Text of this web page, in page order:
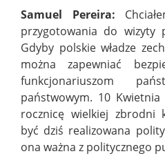
Samuel Pereira:
przygotowania do wizyty
Gdyby polskie władze
można zapewniać
funkcjonariuszom
państwowym. 10 Kwietnia
rocznicę wielkiej zbrodni
być dziś realizowana
ona ważna z politycznego